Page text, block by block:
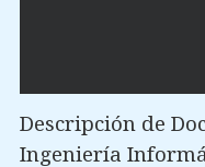
Descripción de
Ingeniería